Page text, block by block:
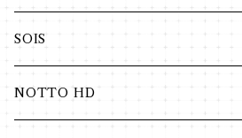
リキッド
パウダー
ヘア・ボディ
SOIS
NOTTO HD